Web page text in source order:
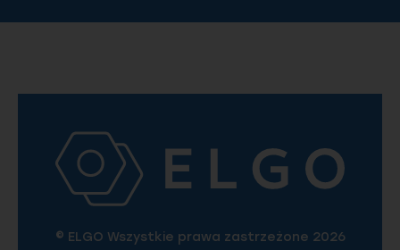
© ELGO Wszystkie prawa zastrzeżone 2026